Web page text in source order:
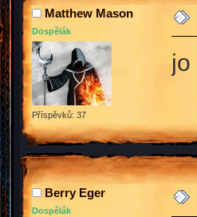
Matthew Mason
Dospělák
Příspěvků: 37
Berry Eger
Dospělák